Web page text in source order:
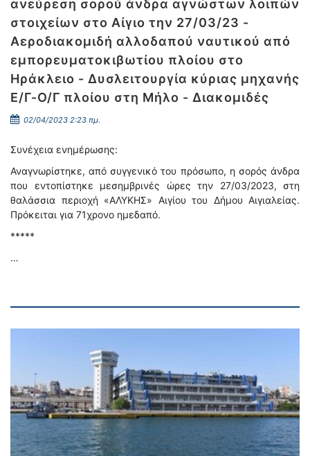
ανεύρεση σορού άνδρα αγνώστων λοιπών
στοιχείων στο Αίγιο την 27/03/23 -
Αεροδιακομιδή αλλοδαπού ναυτικού από
εμπορευματοκιβωτίου πλοίου στο
Ηράκλειο - Δυσλειτουργία κύριας μηχανής
Ε/Γ-Ο/Γ πλοίου στη Μήλο - Διακομιδές
02/04/2023 2:23 πμ.
Συνέχεια ενημέρωσης:
Αναγνωρίστηκε, από συγγενικό του πρόσωπο, η σορός άνδρα
που εντοπίστηκε μεσημβρινές ώρες την 27/03/2023, στη
θαλάσσια περιοχή «ΑΛΥΚΗΣ» Αιγίου του Δήμου Αιγιαλείας.
Πρόκειται για 71χρονο ημεδαπό.
*****
…